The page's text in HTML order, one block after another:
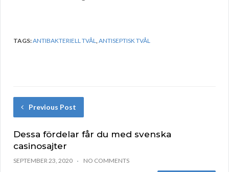
TAGS:ANTIBAKTERIELL TVÅL,ANTISEPTISK TVÅL
Previous Post
Dessa fördelar får du med svenska
casinosajter
SEPTEMBER 23, 2020 NO COMMENTS